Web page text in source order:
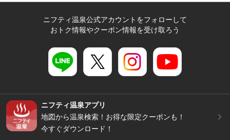
ニフティ温泉公式アカウントをフォローして
おトク情報やクーポン情報を受け取ろう
ニフティ温泉アプリ
地図から温泉検索！お得な限定クーポンも！
今すぐダウンロード！